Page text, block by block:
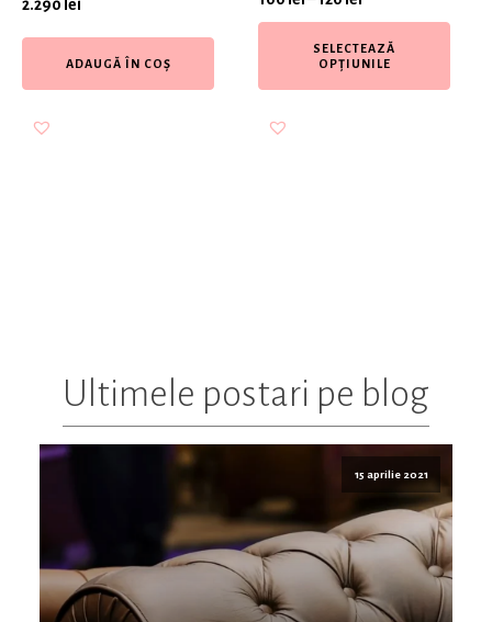
2.290 lei
ADAUGĂ ÎN COȘ
SELECTEAZĂ
OPȚIUNILE
Ultimele postari pe blog
15 aprilie 2021